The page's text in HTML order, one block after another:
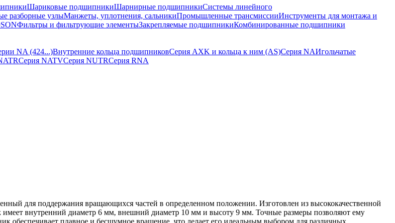
Шариковые подшипникиШарнирные подшипникиСистемы линейного
разборные узлыМанжеты, уплотнения, сальникиПромышленные трансмиссииИнструменты для монтажа и
Фильтры и фильтрующие элементыЗакрепляемые подшипникиКомбинированные подшипники
NA (424...)Внутренние кольца подшипниковСерия AXK и кольца к ним (AS)Серия NAИгольчатые
Серия NATVСерия NUTRСерия RNA
для поддержания вращающихся частей в определенном положении. Изготовлен из высококачественной
внутренний диаметр 6 мм, внешний диаметр 10 мм и высоту 9 мм. Точные размеры позволяют ему
обеспечивает плавное и бесшумное вращение, что делает его идеальным выбором для различных